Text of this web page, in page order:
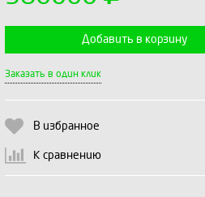
Добавить в корзину
Заказать в один клик
В избранное
К сравнению